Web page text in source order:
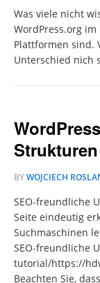
Was viele nicht
WordPress.org
Plattformen sind.
Unterschied nich
Strukturen
BYWOJCIECH
SEO-freundliche
Seite eindeutig
Suchmaschinen
SEO-freundliche
tutorial/https://
Beachten Sie,